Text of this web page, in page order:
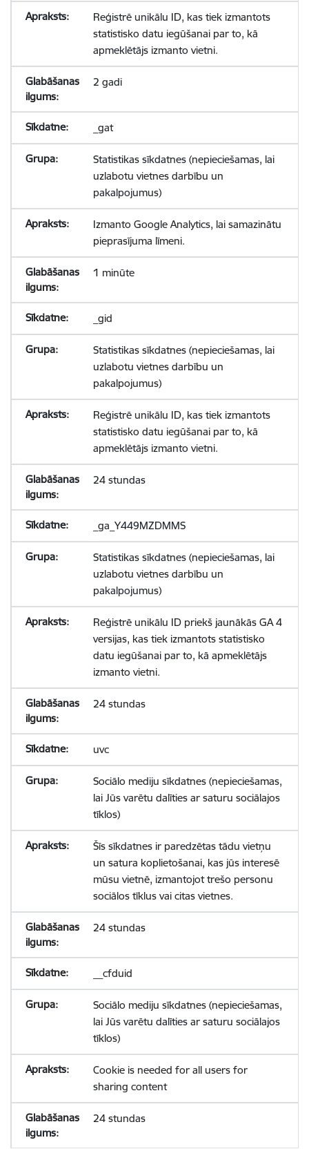
Reģistrē unikālu ID, kas tiek izmantots
statistisko datu iegūšanai par to, kā
apmeklētājs izmanto vietni.
2 gadi
_gat
Statistikas sīkdatnes (nepieciešamas, lai
uzlabotu vietnes darbību un
pakalpojumus)
Izmanto Google Analytics, lai samazinātu
pieprasījuma līmeni.
1 minūte
_gid
Statistikas sīkdatnes (nepieciešamas, lai
uzlabotu vietnes darbību un
pakalpojumus)
Reģistrē unikālu ID, kas tiek izmantots
statistisko datu iegūšanai par to, kā
apmeklētājs izmanto vietni.
24 stundas
_ga_Y449MZDMMS
Statistikas sīkdatnes (nepieciešamas, lai
uzlabotu vietnes darbību un
pakalpojumus)
Reģistrē unikālu ID priekš jaunākās GA 4
versijas, kas tiek izmantots statistisko
datu iegūšanai par to, kā apmeklētājs
izmanto vietni.
24 stundas
uvc
Sociālo mediju sīkdatnes (nepieciešamas,
lai Jūs varētu dalīties ar saturu sociālajos
tīklos)
Šīs sīkdatnes ir paredzētas tādu vietņu
un satura koplietošanai, kas jūs interesē
mūsu vietnē, izmantojot trešo personu
sociālos tīklus vai citas vietnes.
24 stundas
__cfduid
Sociālo mediju sīkdatnes (nepieciešamas,
lai Jūs varētu dalīties ar saturu sociālajos
tīklos)
Cookie is needed for all users for
sharing content
24 stundas